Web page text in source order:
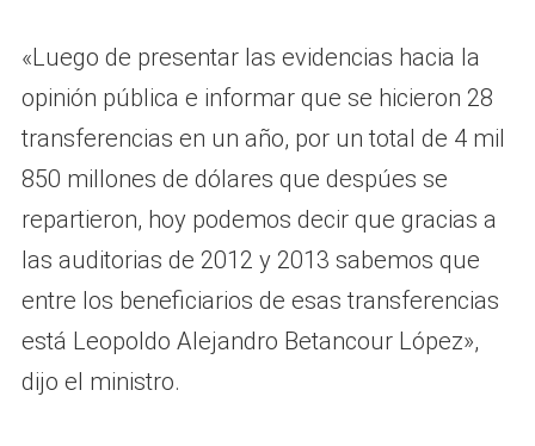
«Luego de presentar las evidencias hacia la
opinión pública e informar que se hicieron 28
transferencias en un año, por un total de 4 mil
850 millones de dólares que despúes se
repartieron, hoy podemos decir que gracias a
las auditorias de 2012 y 2013 sabemos que
entre los beneficiarios de esas transferencias
está Leopoldo Alejandro Betancour López»,
dijo el ministro.